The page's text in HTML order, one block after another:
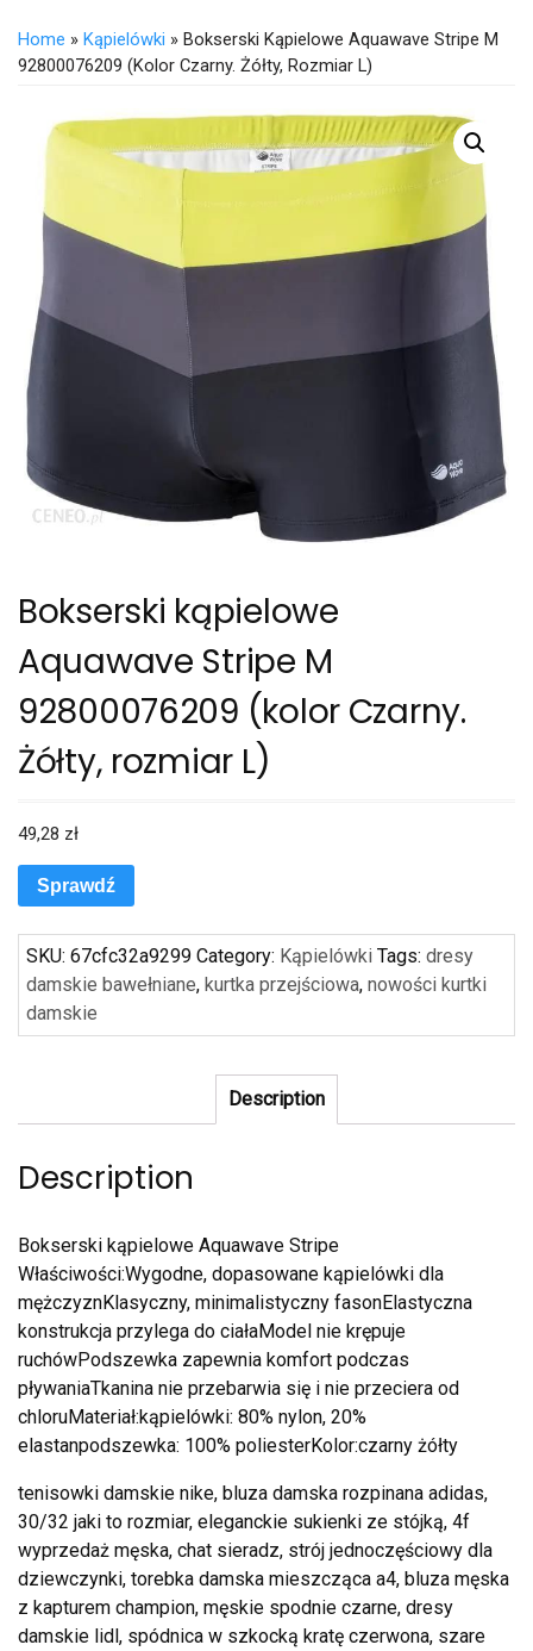
Home » Kąpielówki » Bokserski Kąpielowe Aquawave Stripe M
92800076209 (kolor Czarny. Żółty, Rozmiar L)
Bokserski kąpielowe
Aquawave Stripe M
92800076209 (kolor Czarny.
Żółty, rozmiar L)
49,28 zł
Sprawdź
SKU: 67cfc32a9299 Category: Kąpielówki Tags: dresy
damskie bawełniane, kurtka przejściowa, nowości kurtki
damskie
Description
Description
Bokserski kąpielowe Aquawave Stripe
Właściwości:Wygodne, dopasowane kąpielówki dla
mężczyznKlasyczny, minimalistyczny fasonElastyczna
konstrukcja przylega do ciałaModel nie krępuje
ruchówPodszewka zapewnia komfort podczas
pływaniaTkanina nie przebarwia się i nie przeciera od
chloruMateriał:kąpielówki: 80% nylon, 20%
elastanpodszewka: 100% poliesterKolor:czarny żółty
tenisowki damskie nike, bluza damska rozpinana adidas,
30/32 jaki to rozmiar, eleganckie sukienki ze stójką, 4f
wyprzedaż męska, chat sieradz, strój jednoczęściowy dla
dziewczynki, torebka damska mieszcząca a4, bluza męska
z kapturem champion, męskie spodnie czarne, dresy
damskie lidl, spódnica w szkocką kratę czerwona, szare